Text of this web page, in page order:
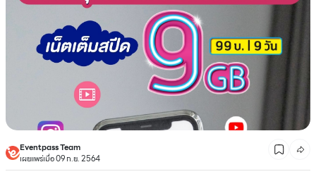
Eventpass Team
เผยแพร่เมื่อ 09 ก.ย. 2564